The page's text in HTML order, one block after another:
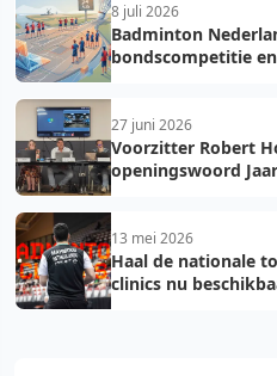
8 juli 2026
Badminton
bondscompetitie
27 juni 2026
Voorzitter Robert
openingswoord
13 mei 2026
Haal de nationale
clinics nu